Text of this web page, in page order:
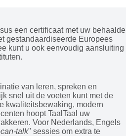
een certificaat met uw behaalde
gestandaardiseerde Europees
kunt u ook eenvoudig aansluiting
van leren, spreken en
snel uit de voeten kunt met de
kwaliteitsbewaking, modern
hoopt TaalTaal uw
Voor Nederlands, Engels
talk" sessies om extra te